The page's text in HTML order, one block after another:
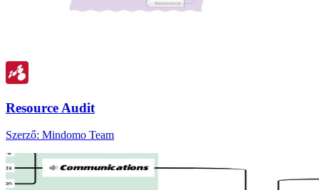
Resource Audit
Szerző: Mindomo Team